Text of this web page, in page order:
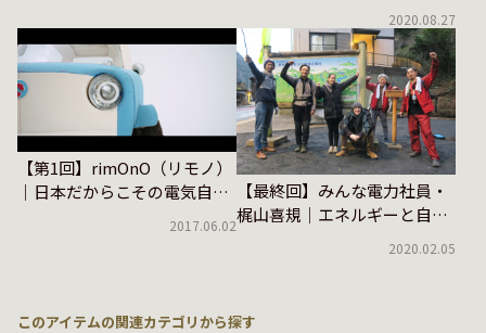
ー100%になるの？
2020.08.27
【第1回】rimOnO（リモノ）
｜日本だからこその電気自動
2017.06.02
【最終回】みんな電力社員・
梶山喜規｜エネルギーと自
2020.02.05
このアイテムの関連カテゴリから探す